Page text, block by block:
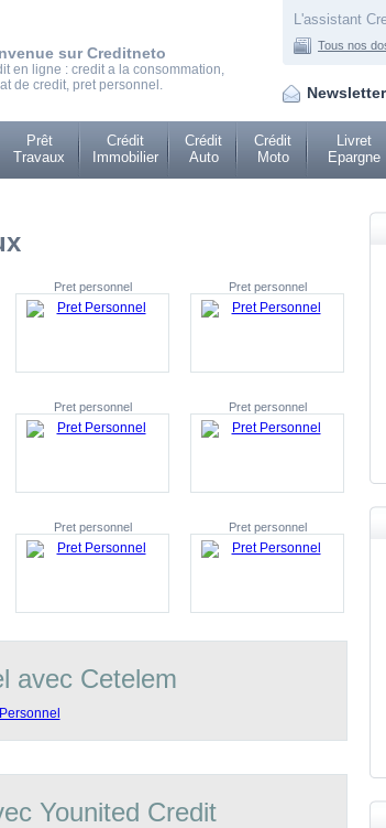
sur Creditneto
en ligne : credit a la consommation,
de credit, pret personnel.
L'assistant
Tous nos
Newsletter
Prêt
Travaux
Crédit
Immobilier
Crédit
Auto
Crédit
Moto
Livret
Epargne
Pret personnel Pret personnel
Pret personnel Pret personnel
Pret personnel Pret personnel
avec Cetelem
Younited Credit